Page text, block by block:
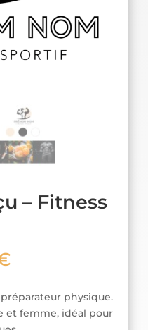
– Fitness
physique.
et femme, idéal pour